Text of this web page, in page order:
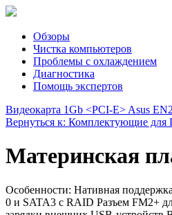
Обзоры
Чистка компьютеров
Проблемы с охлаждением
Диагностика
Помощь экспертов
Видеокарта 1Gb <PCI-E> Asus
Вернуться к: Комплектующие
Материнская
Особенности: Нативная
0 и SATA3 с RAID Разъем FM2+